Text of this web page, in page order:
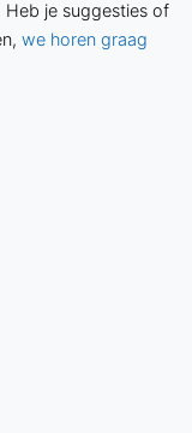
Heb je suggesties of
we horen graag